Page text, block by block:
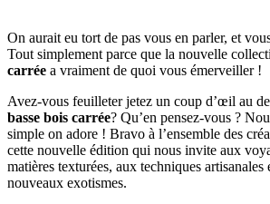
On aurait eu tort de pas vous en parler, et
Tout simplement parce que la nouvelle
carrée a vraiment de quoi vous émerveiller !
Avez-vous feuilleter jetez un coup d’œil au
basse bois carrée? Qu’en pensez-vous ?
simple on adore ! Bravo à l’ensemble des
cette nouvelle édition qui nous invite aux
matières texturées, aux techniques artisanales
nouveaux exotismes.